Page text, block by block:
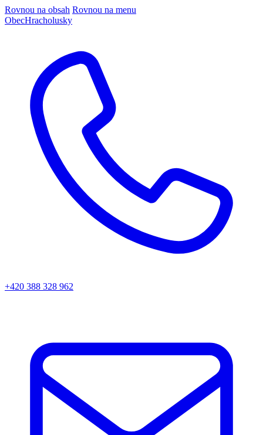
Rovnou na obsah Rovnou na menu
ObecHracholusky
+420 388 328 962